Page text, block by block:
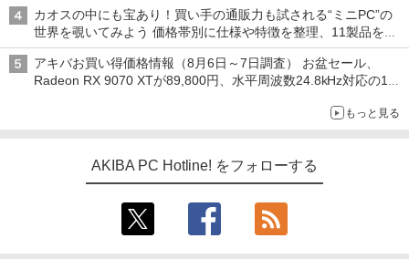
カオスの中にも宝あり！買い手の通販力も試される“ミニPC”の
世界を覗いてみよう 価格帯別に仕様や特徴を整理、11製品をピ
ックアップ text by 石川 ひさよし
アキバお買い得価格情報（8月6日～7日調査） お盆セール、
Radeon RX 9070 XTが89,800円、水平周波数24.8kHz対応の17
もっと見る
AKIBA PC Hotline! をフォローする